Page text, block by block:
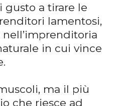
gusto a tirare le
lamentosi,
in cui vince
ma il più
che riesce ad